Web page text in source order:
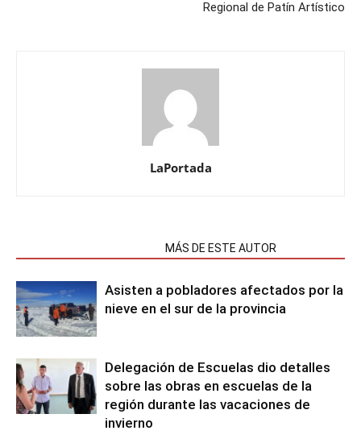
Regional de Patín Artístico
LaPortada
MÁS DE ESTE AUTOR
Asisten a pobladores afectados por la
nieve en el sur de la provincia
Delegación de Escuelas dio detalles
sobre las obras en escuelas de la
región durante las vacaciones de
invierno